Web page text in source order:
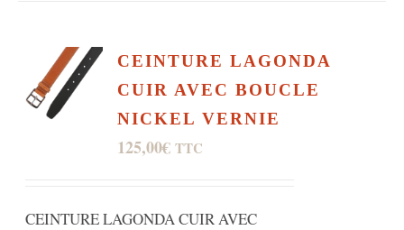
CEINTURE LAGONDA
CUIR AVEC BOUCLE
NICKEL VERNIE
125,00€ TTC
CEINTURE LAGONDA CUIR AVEC